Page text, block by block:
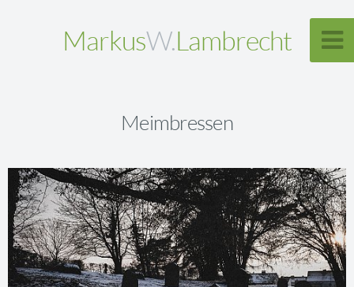
MarkusW.Lambrecht
Meimbressen